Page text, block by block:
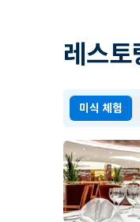
레스
미식 체험